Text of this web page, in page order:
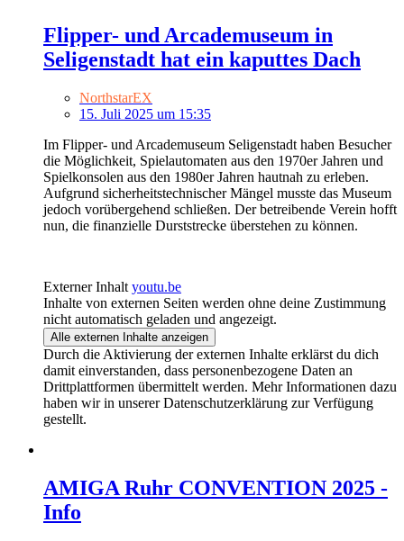
Flipper- und Arcademuseum in
Seligenstadt hat ein kaputtes Dach
NorthstarEX
15. Juli 2025 um 15:35
Im Flipper- und Arcademuseum Seligenstadt haben Besucher
die Möglichkeit, Spielautomaten aus den 1970er Jahren und
Spielkonsolen aus den 1980er Jahren hautnah zu erleben.
Aufgrund sicherheitstechnischer Mängel musste das Museum
jedoch vorübergehend schließen. Der betreibende Verein hofft
nun, die finanzielle Durststrecke überstehen zu können.
Externer Inhalt youtu.be
Inhalte von externen Seiten werden ohne deine Zustimmung
nicht automatisch geladen und angezeigt.
Alle externen Inhalte anzeigen
Durch die Aktivierung der externen Inhalte erklärst du dich
damit einverstanden, dass personenbezogene Daten an
Drittplattformen übermittelt werden. Mehr Informationen dazu
haben wir in unserer Datenschutzerklärung zur Verfügung
gestellt.
AMIGA Ruhr CONVENTION 2025 -
Info